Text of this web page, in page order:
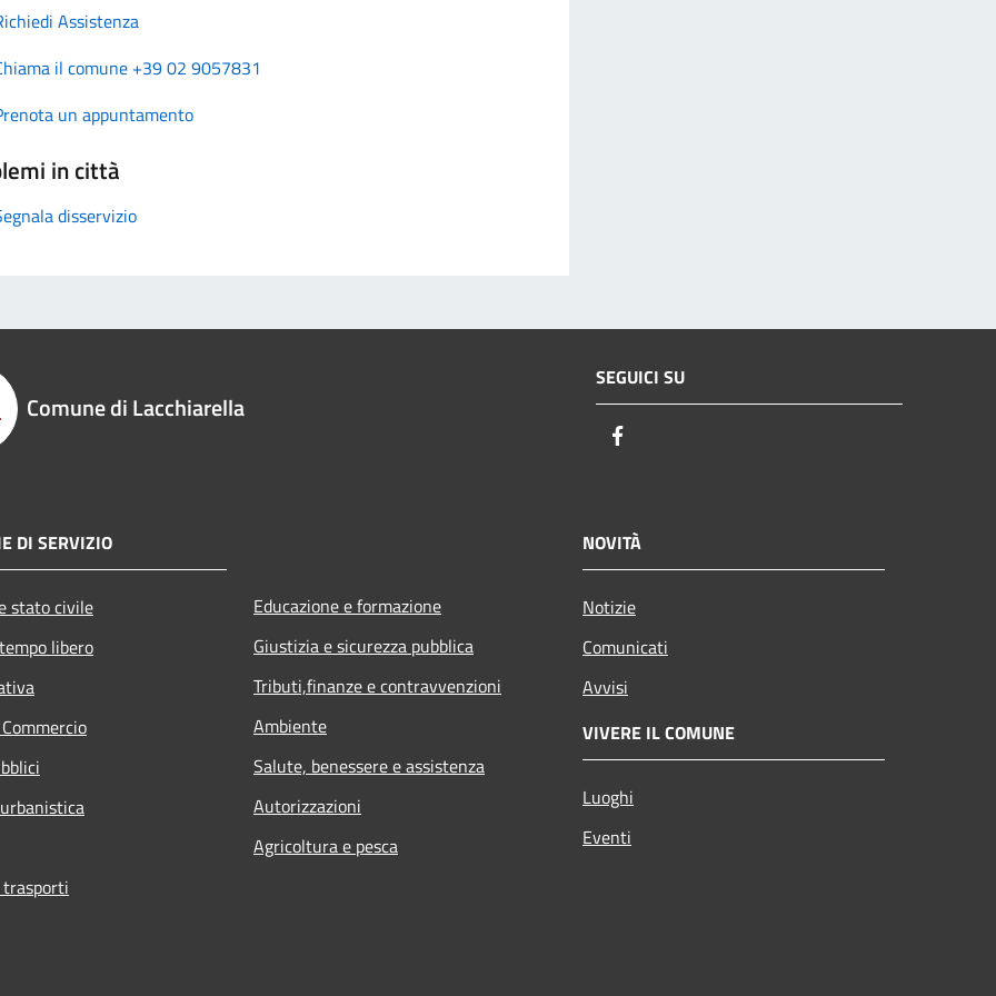
Assistenza
il comune +39 02 9057831
un appuntamento
in città
disservizio
Comune di Lacchiarella
SEGUICI SU
DI SERVIZIO
stato civile
libero
Educazione e formazione
Giustizia e sicurezza pubblica
Tributi,finanze e contravvenzioni
Ambiente
Salute, benessere e assistenza
Autorizzazioni
Agricoltura e pesca
NOVITÀ
Notizie
Comunicati
Avvisi
VIVERE IL COMUNE
Luoghi
Eventi